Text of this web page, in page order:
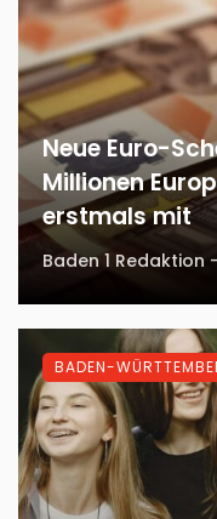
Neue Euro-
Millionen
erstmals mit
Baden 1 Redaktion
BADEN-